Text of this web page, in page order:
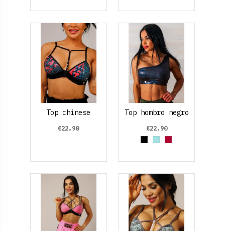
Top chinese
€22.90
Top hombro negro
€22.90
BlackAzul cielo
Rojo Rubí